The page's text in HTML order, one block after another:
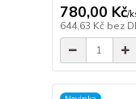
780,00 Kč/
644,63 Kč bez